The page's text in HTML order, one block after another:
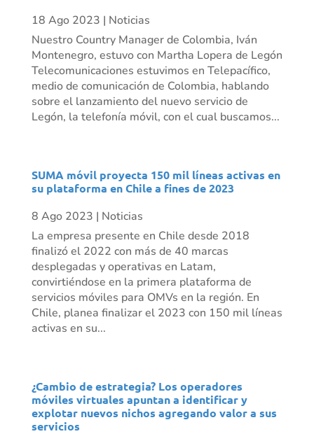
18 Ago 2023 | Noticias
Nuestro Country Manager de Colombia, Iván
Montenegro, estuvo con Martha Lopera de Legón
Telecomunicaciones estuvimos en Telepacífico,
medio de comunicación de Colombia, hablando
sobre el lanzamiento del nuevo servicio de
Legón, la telefonía móvil, con el cual buscamos...
SUMA móvil proyecta 150 mil líneas activas en
su plataforma en Chile a fines de 2023
8 Ago 2023 | Noticias
La empresa presente en Chile desde 2018
finalizó el 2022 con más de 40 marcas
desplegadas y operativas en Latam,
convirtiéndose en la primera plataforma de
servicios móviles para OMVs en la región. En
Chile, planea finalizar el 2023 con 150 mil líneas
activas en su...
¿Cambio de estrategia? Los operadores
móviles virtuales apuntan a identificar y
explotar nuevos nichos agregando valor a sus
servicios